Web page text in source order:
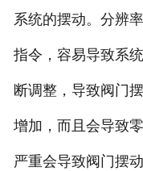
系统的摆动。分辨
指令，容易导致系
断调整，导致阀门
增加，而且会导致
严重会导致阀门摆动